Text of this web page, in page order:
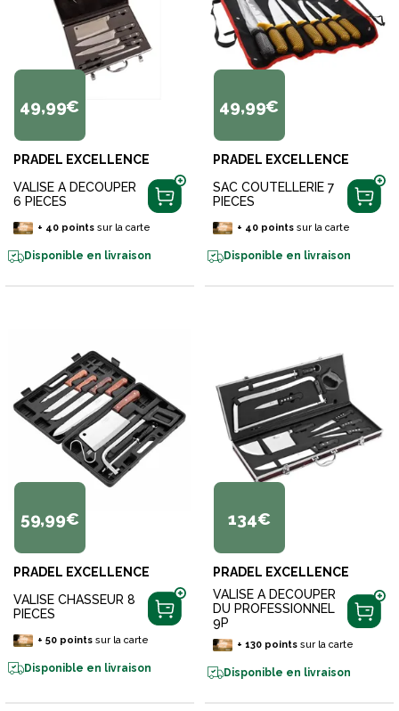
49,99€
PRADEL EXCELLENCE
VALISE A DECOUPER
6 PIECES
+ 40pointssur la carte
Disponible en livraison
49,99€
PRADEL EXCELLENCE
SAC COUTELLERIE 7
PIECES
+ 40pointssur la carte
Disponible en livraison
59,99€
PRADEL EXCELLENCE
VALISE CHASSEUR 8
PIECES
+ 50pointssur la carte
Disponible en livraison
134€
PRADEL EXCELLENCE
VALISE A DECOUPER
DU PROFESSIONNEL
9P
+ 130pointssur la carte
Disponible en livraison